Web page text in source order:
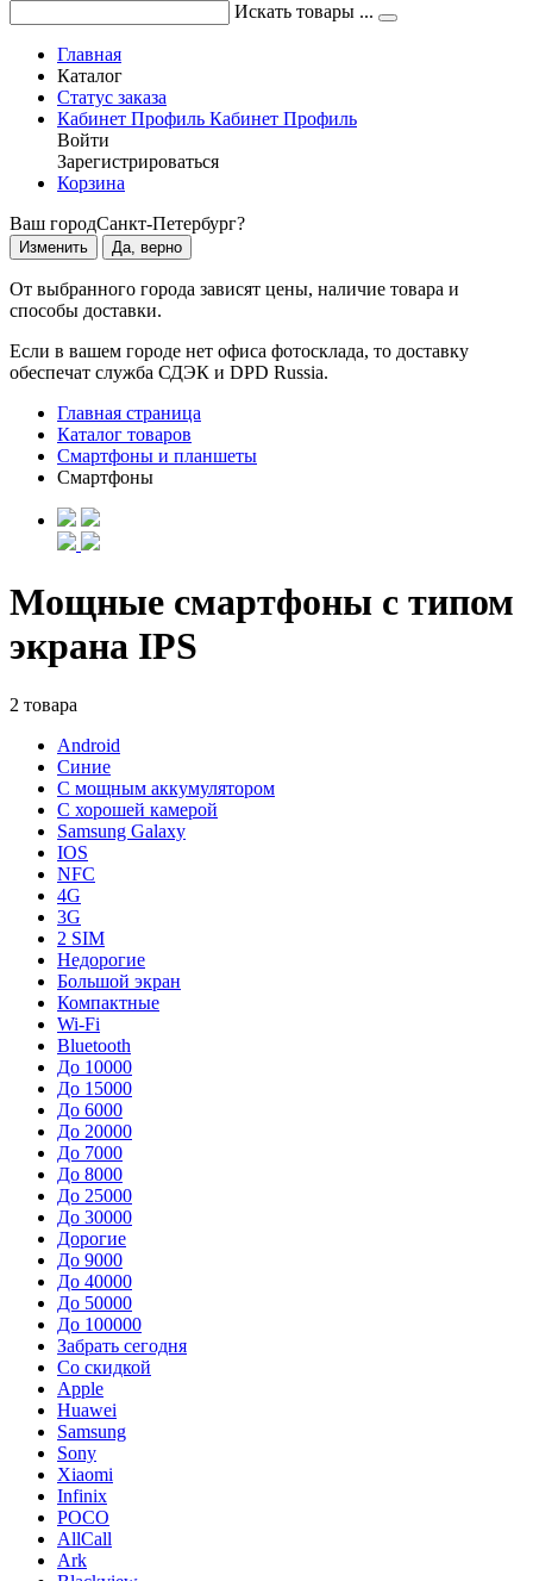
Искать товары ...
Главная
Каталог
Статус заказа
Кабинет Профиль Кабинет Профиль
Войти
Зарегистрироваться
Корзина
Ваш городСанкт-Петербург?
Изменить Да, верно
От выбранного города зависят цены, наличие товара и
способы доставки.
Если в вашем городе нет офиса фотосклада, то доставку
обеспечат служба СДЭК и DPD Russia.
Главная страница
Каталог товаров
Смартфоны и планшеты
Смартфоны
Мощные смартфоны с типом
экрана IPS
2 товара
Android
Синие
С мощным аккумулятором
С хорошей камерой
Samsung Galaxy
IOS
NFC
4G
3G
2 SIM
Недорогие
Большой экран
Компактные
Wi-Fi
Bluetooth
До 10000
До 15000
До 6000
До 20000
До 7000
До 8000
До 25000
До 30000
Дорогие
До 9000
До 40000
До 50000
До 100000
Забрать сегодня
Со скидкой
Apple
Huawei
Samsung
Sony
Xiaomi
Infinix
POCO
AllCall
Ark